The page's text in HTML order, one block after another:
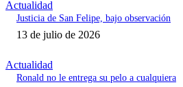
Actualidad
Justicia de San Felipe, bajo observación
13 de julio de 2026
Actualidad
Ronald no le entrega su pelo a cualquiera